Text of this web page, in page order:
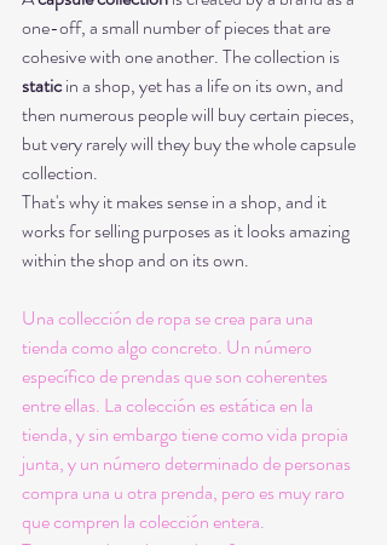
one-off, a small number of pieces that are
cohesive with one another. The collection is
static in a shop, yet has a life on its own, and
then numerous people will buy certain pieces,
but very rarely will they buy the whole capsule
collection.
That's why it makes sense in a shop, and it
works for selling purposes as it looks amazing
within the shop and on its own.
Una collección de ropa se crea para una
tienda como algo concreto. Un número
específico de prendas que son coherentes
entre ellas. La colección es estática en la
tienda, y sin embargo tiene como vida propia
junta, y un número determinado de personas
compra una u otra prenda, pero es muy raro
que compren la colección entera.